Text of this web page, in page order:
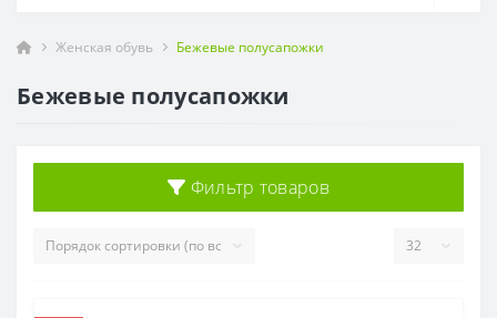
Женская обувь Бежевые полусапожки
Бежевые полусапожки
Фильтр товаров